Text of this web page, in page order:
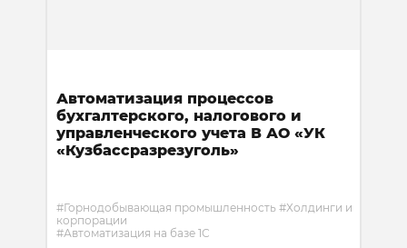
Автоматизация процессов
бухгалтерского, налогового и
управленческого учета В АО «УК
«Кузбассразрезуголь»
#Горнодобывающая промышленность #Холдинги и
корпорации
#Автоматизация на базе 1С